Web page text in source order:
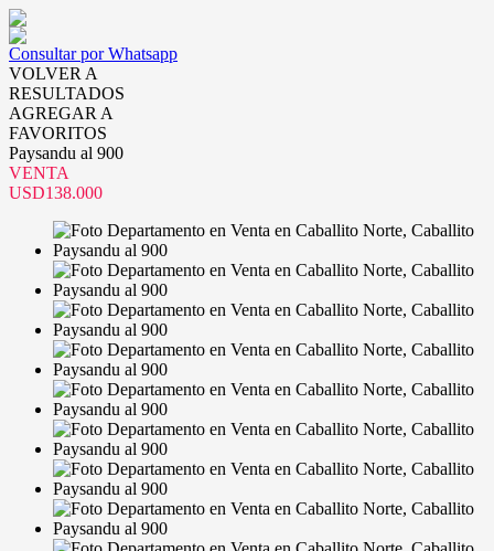
Consultar por Whatsapp
VOLVER A
RESULTADOS
AGREGAR A
FAVORITOS
Paysandu al 900
VENTA
USD138.000